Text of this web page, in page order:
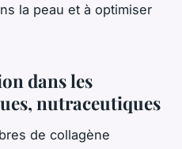
la peau et à optimiser
dans les
nutraceutiques
de collagène